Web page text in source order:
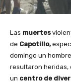
Las muertes
de Capotillo,
domingo un
resultaron heridas,
un centro de